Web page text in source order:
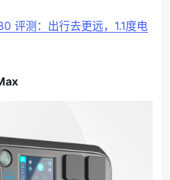
评测：出行去更远，1.1度电